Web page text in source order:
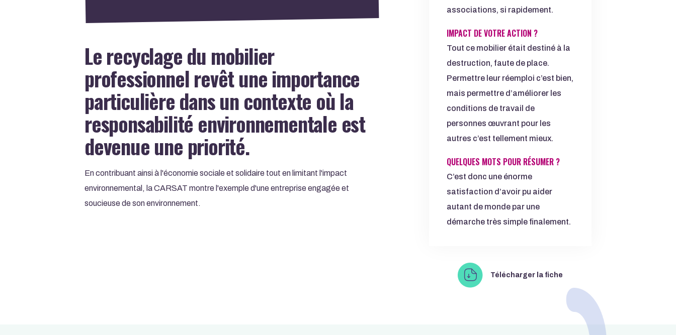
Le recyclage du mobilier
professionnel revêt une importance
particulière dans un contexte où la
responsabilité environnementale est
devenue une priorité.
En contribuant ainsi à l'économie sociale et solidaire tout en limitant l'impact
environnemental, la CARSAT montre l'exemple d'une entreprise engagée et
soucieuse de son environnement.
associations, si rapidement.
IMPACT DE VOTRE ACTION ?
Tout ce mobilier était destiné à la
destruction, faute de place.
Permettre leur réemploi c’est bien,
mais permettre d’améliorer les
conditions de travail de
personnes œuvrant pour les
autres c’est tellement mieux.
QUELQUES MOTS POUR RÉSUMER ?
C’est donc une énorme
satisfaction d’avoir pu aider
autant de monde par une
démarche très simple finalement.
pdf à télécharger
Télécharger la fiche